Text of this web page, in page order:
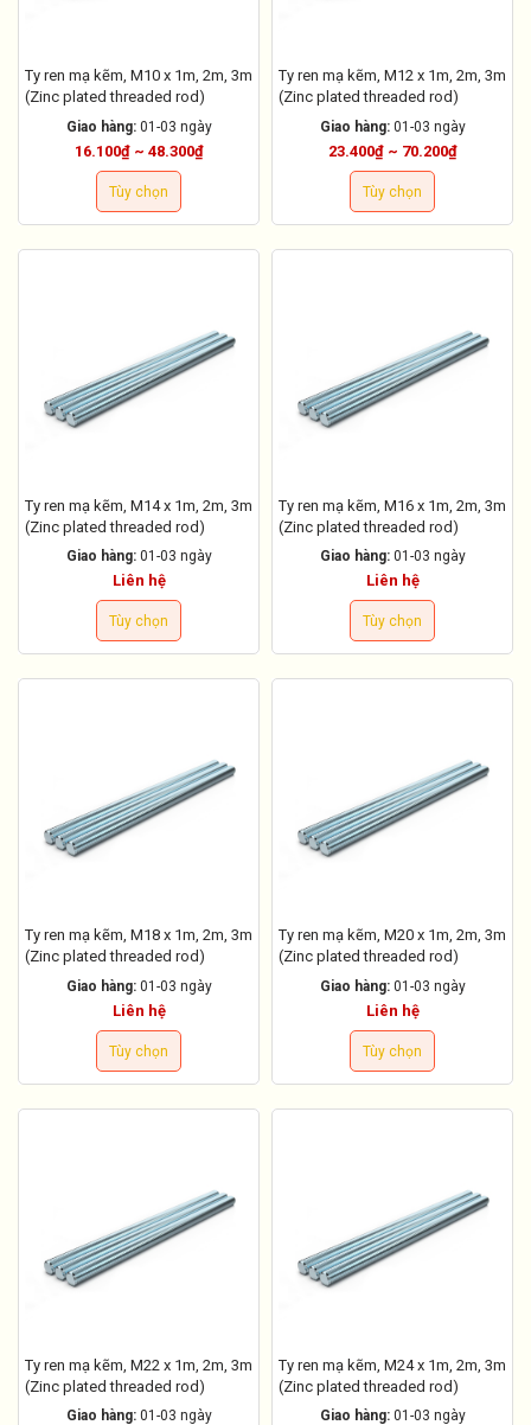
Ty ren mạ kẽm, M10 x 1m, 2m, 3m
(Zinc plated threaded rod)
Giao hàng: 01-03 ngày
16.100₫ ~ 48.300₫
Tùy chọn
Ty ren mạ kẽm, M12 x 1m, 2m, 3m
(Zinc plated threaded rod)
Giao hàng: 01-03 ngày
23.400₫ ~ 70.200₫
Tùy chọn
Ty ren mạ kẽm, M14 x 1m, 2m, 3m
(Zinc plated threaded rod)
Giao hàng: 01-03 ngày
Liên hệ
Tùy chọn
Ty ren mạ kẽm, M16 x 1m, 2m, 3m
(Zinc plated threaded rod)
Giao hàng: 01-03 ngày
Liên hệ
Tùy chọn
Ty ren mạ kẽm, M18 x 1m, 2m, 3m
(Zinc plated threaded rod)
Giao hàng: 01-03 ngày
Liên hệ
Tùy chọn
Ty ren mạ kẽm, M20 x 1m, 2m, 3m
(Zinc plated threaded rod)
Giao hàng: 01-03 ngày
Liên hệ
Tùy chọn
Ty ren mạ kẽm, M22 x 1m, 2m, 3m
(Zinc plated threaded rod)
Giao hàng: 01-03 ngày
Ty ren mạ kẽm, M24 x 1m, 2m, 3m
(Zinc plated threaded rod)
Giao hàng: 01-03 ngày